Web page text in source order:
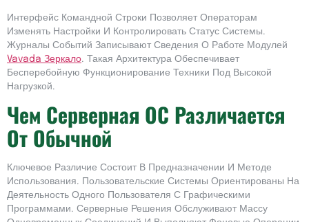
Интерфейс Командной Строки Позволяет Операторам
Изменять Настройки И Контролировать Статус Системы.
Журналы Событий Записывают Сведения О Работе Модулей
Vavada Зеркало. Такая Архитектура Обеспечивает
Бесперебойную Функционирование Техники Под Высокой
Нагрузкой.
Чем Серверная ОС Различается
От Обычной
Ключевое Различие Состоит В Предназначении И Методе
Использования. Пользовательские Системы Ориентированы На
Деятельность Одного Пользователя С Графическими
Программами. Серверные Решения Обслуживают Массу